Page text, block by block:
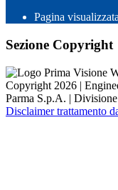
Pagina visualizzata
Sezione Copyright
Copyright 2026 |
Parma S.p.A. |
Disclaimer trattamento